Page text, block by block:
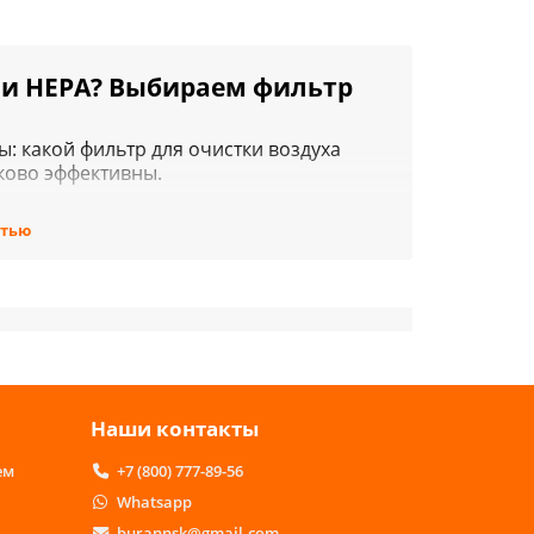
HEPA? Выбираем фильтр
какой фильтр для очистки воздуха
эффективны.
Хорошие фильтры способны
прибора и фильтра в нём зависит
Наши контакты
+7 (800) 777-89-56
Whatsapp